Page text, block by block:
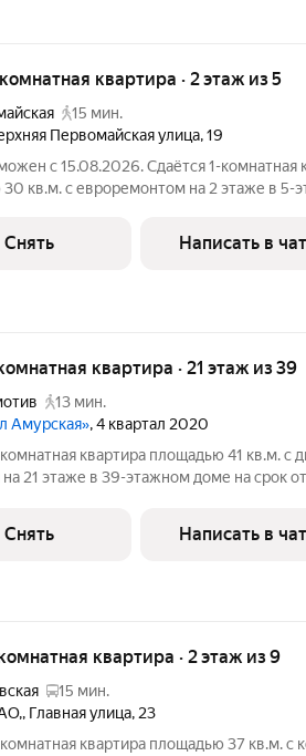
комнатная квартира · 2 этаж из 5
15 мин.
Первомайская улица,19
с 15.08.2026. Сдаётся 1-комнатная
кв.м. с евроремонтом на 2 этаже в 5-
Дом - кирпичный. В подъезде 1
Снять Написать в чат
комнатная квартира · 21 этаж из 39
13 мин.
Амурская», 4 квартал 2020
квартира площадью 41 кв.м. с
21 этаже в 39-этажном доме на срок
Посудомоечная машина Микроволновка
Снять Написать в чат
комнатная квартира · 2 этаж из 9
15 мин.
, Главная улица, 23
квартира площадью 37 кв.м. с